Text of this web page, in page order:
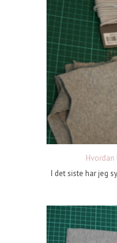
I det siste har jeg